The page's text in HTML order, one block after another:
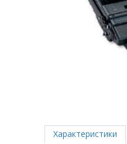
Характеристики